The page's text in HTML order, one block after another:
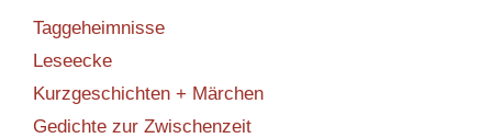
Taggeheimnisse
Leseecke
Kurzgeschichten + Märchen
Gedichte zur Zwischenzeit